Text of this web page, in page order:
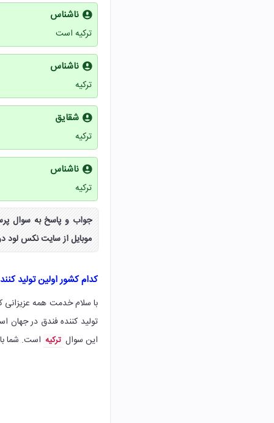
ناشناس
ترکیه است
ناشناس
ترکیه
شقایق
ترکیه
ناشناس
ترکیه
جواب و پاسخ به سوال
موبایل از سایت نکس لود
کدام کشور اولین تولید
با سلام خدمت همه عزیزانی
تولید کننده فندق در جهان
این سوال ترکیه است. شما